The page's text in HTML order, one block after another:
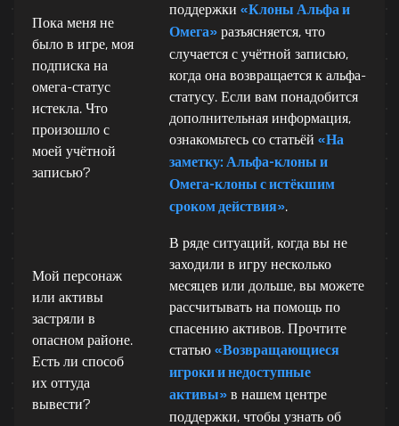
Пока меня не
было в игре, моя
подписка на
омега-статус
истекла. Что
произошло с
моей учётной
записью?
поддержки «Клоны Альфа и
Омега» разъясняется, что
случается с учётной записью,
когда она возвращается к альфа-
статусу. Если вам понадобится
дополнительная информация,
ознакомьтесь со статьёй «На
заметку: Альфа-клоны и
Омега-клоны с истёкшим
сроком действия».
Мой персонаж
или активы
застряли в
опасном районе.
Есть ли способ
их оттуда
вывести?
В ряде ситуаций, когда вы не
заходили в игру несколько
месяцев или дольше, вы можете
рассчитывать на помощь по
спасению активов. Прочтите
статью «Возвращающиеся
игроки и недоступные
активы» в нашем центре
поддержки, чтобы узнать об